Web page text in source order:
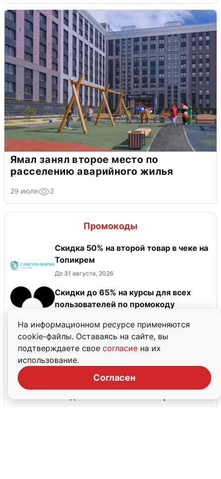
На информационном ресурсе применяются
cookie-файлы. Оставаясь на сайте, вы
подтверждаете свое согласие на их
использование.
Согласен
Ямал занял второе место по
расселению аварийного жилья
29 июля 2
Промокоды
Скидка 50% на второй товар в чеке на
Топикрем
До 31 августа, 2026
Скидки до 65% на курсы для всех
пользователей по промокоду
карьеры в подарок за покупку
До 31 августа, 2026
Все акции зоомагазина Бетховен
До 31 августа, 2026